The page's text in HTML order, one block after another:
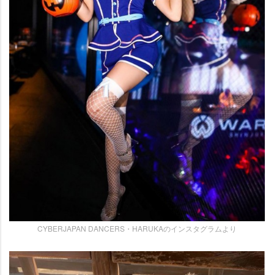
CYBERJAPAN DANCERS・HARUKAのインスタグラムより